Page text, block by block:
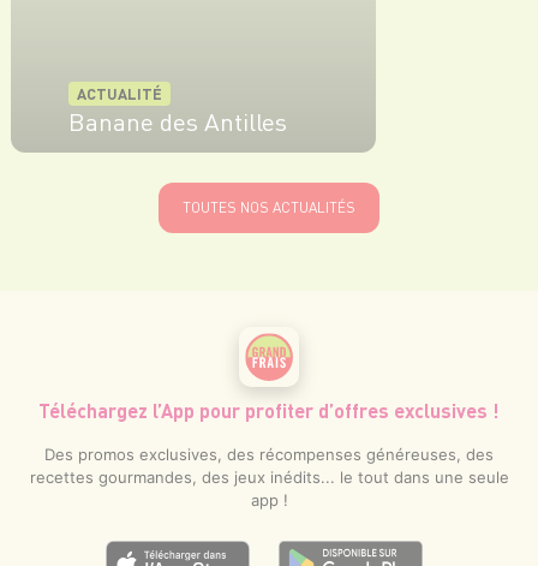
ACTUALITÉ
Banane des Antilles
TOUTES NOS ACTUALITÉS
Téléchargez l’App pour profiter d’offres exclusives !
Des promos exclusives, des récompenses généreuses, des
recettes gourmandes, des jeux inédits... le tout dans une seule
app !